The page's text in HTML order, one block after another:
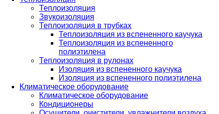
Теплоизоляция
Звукоизоляция
Теплоизоляция в трубках
Теплоизоляция из вспененного каучука
Теплоизоляция из вспененного
полиэтилена
Теплоизоляция в рулонах
Изоляция из вспененного каучука
Изоляция из вспененного полиэтилена
Климатическое оборудование
Климатическое оборудование
Кондиционеры